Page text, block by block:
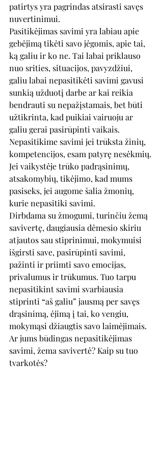
patirtys yra pagrindas atsirasti savęs
nuvertinimui.
Pasitikėjimas savimi yra labiau apie
gebėjimą tikėti savo jėgomis, apie tai,
ką galiu ir ko ne. Tai labai priklauso
nuo srities, situacijos, pavyzdžiui,
galiu labai nepasitikėti savimi gavusi
sunkią užduotį darbe ar kai reikia
bendrauti su nepažįstamais, bet būti
užtikrinta, kad puikiai vairuoju ar
galiu gerai pasirūpinti vaikais.
Nepasitikime savimi jei trūksta žinių,
kompetencijos, esam patyrę nesėkmių.
Jei vaikystėje trūko padrąsinimų,
atsakomybių, tikėjimo, kad mums
pasiseks, jei augome šalia žmonių,
kurie nepasitiki savimi.
Dirbdama su žmogumi, turinčiu žemą
savivertę, daugiausia dėmesio skiriu
atjautos sau stiprinimui, mokymuisi
išgirsti save, pasirūpinti savimi,
pažinti ir priimti savo emocijas,
privalumus ir trūkumus. Tuo tarpu
nepasitikint savimi svarbiausia
stiprinti “aš galiu” jausmą per savęs
drąsinimą, ėjimą į tai, ko vengiu,
mokymąsi džiaugtis savo laimėjimais.
Ar jums būdingas nepasitikėjimas
savimi, žema savivertė? Kaip su tuo
tvarkotės?